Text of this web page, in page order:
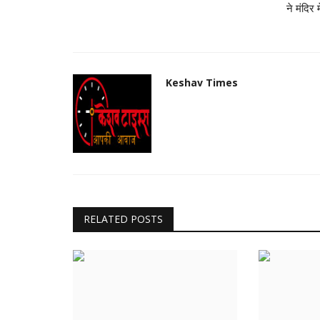
ने मंदिर
Keshav Times
RELATED POSTS